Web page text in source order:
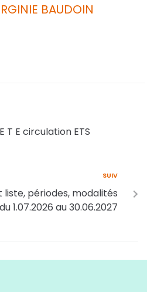
BAUDOIN
T E circulation ETS
SUIV
liste, périodes, modalités
1.07.2026 au 30.06.2027